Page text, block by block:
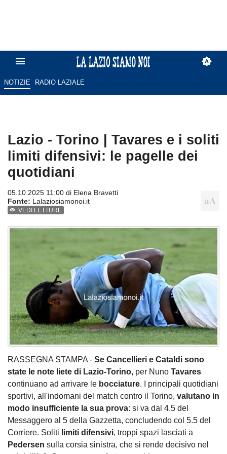
NOTIZIE RADIO LAZIALE
Lazio - Torino | Tavares e i soliti
limiti difensivi: le pagelle dei
quotidiani
05.10.2025 11:00 di Elena Bravetti
Fonte: Lalaziosiamonoi.it
VEDI LETTURE
RASSEGNA STAMPA - Se Cancellieri e Cataldi sono
state le note liete di Lazio-Torino, per Nuno Tavares
continuano ad arrivare le bocciature. I principali quotidiani
sportivi, all'indomani del match contro il Torino, valutano in
modo insufficiente la sua prova: si va dal 4.5 del
Messaggero al 5 della Gazzetta, concludendo col 5.5 del
Corriere. Soliti limiti difensivi, troppi spazi lasciati a
Pedersen sulla corsia sinistra, che si rende decisivo nel